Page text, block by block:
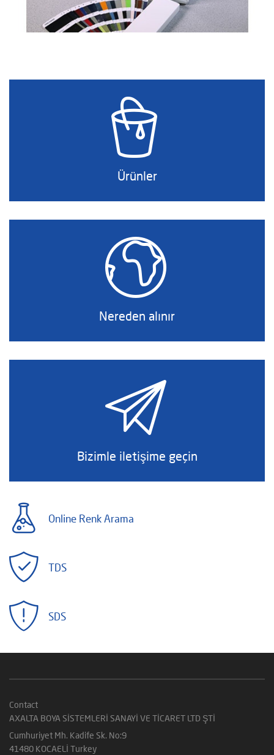
Online Renk Arama
TDS
SDS
Ürünler
Nereden alınır
Bizimle iletişime geçin
Contact
AXALTA BOYA SİSTEMLERİ SANAYİ VE TİCARET LTD ŞTİ
Cumhuriyet Mh. Kadife Sk. No:9
41480 KOCAELİ Turkey